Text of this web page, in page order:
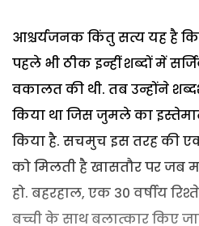
आश्चर्यजनक किंतु सत्य यह है
पहले भी ठीक इन्हीं शब्दों में
वकालत की थी. तब उन्होंने
किया था जिस जुमले का
किया है. सचमुच इस तरह की
को मिलती है खासतौर पर जब
हो. बहरहाल, एक 30 वर्षीय
बच्ची के साथ बलात्कार किए